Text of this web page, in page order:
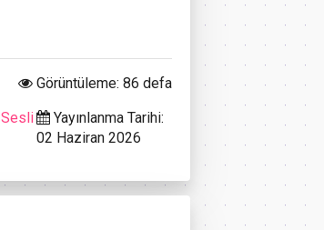
Görüntüleme: 86 defa
Sesli
Yayınlanma Tarihi:
02 Haziran 2026